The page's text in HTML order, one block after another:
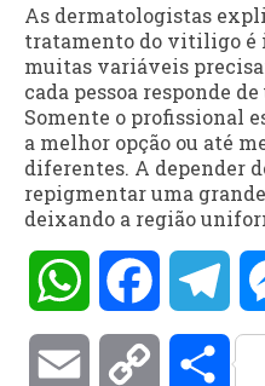
As dermatologistas
tratamento do vitiligo é
muitas variáveis
cada pessoa responde
Somente o profissional
a melhor opção ou até
diferentes. A depender
repigmentar uma
deixando a região
WhatsAppFacebook
Email Copy